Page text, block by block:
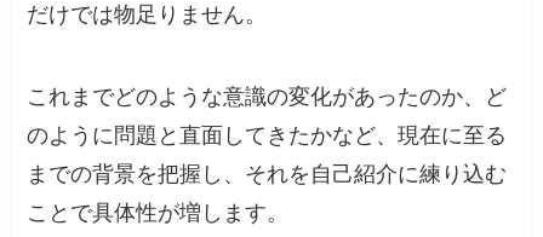
だけでは物足りません。
これまでどのような意識の変化があったのか、ど
のように問題と直面してきたかなど、現在に至る
までの背景を把握し、それを自己紹介に練り込む
ことで具体性が増します。